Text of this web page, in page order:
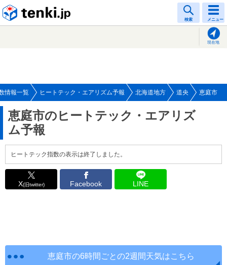
検索 メニュー
現在地
情報一覧 ヒートテック・エアリズム予報 北海道地方 道央 恵庭市
恵庭市のヒートテック・エアリズ
ム予報
ヒートテック指数の表示は終了しました。
X(旧twitter) Facebook LINE
恵庭市の6時間ごとの2週間天気はこちら